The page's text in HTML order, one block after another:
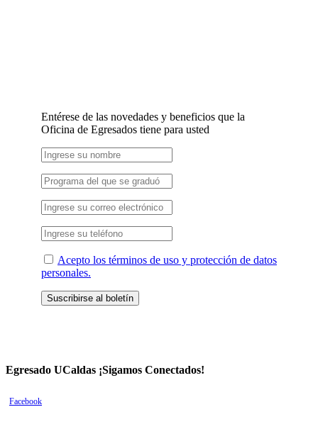
Entérese de las novedades y beneficios que la
Oficina de Egresados tiene para usted
Acepto los términos de uso y protección de datos
personales.
Egresado UCaldas ¡Sigamos Conectados!
Facebook